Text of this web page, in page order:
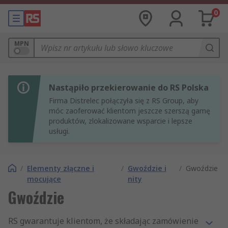
0
MPN
Nastąpiło przekierowanie do RS Polska
Firma Distrelec połączyła się z RS Group, aby
móc zaoferować klientom jeszcze szerszą gamę
produktów, zlokalizowane wsparcie i lepsze
usługi.
/ Elementy złączne i
mocujące
/ Gwoździe i
nity
/ Gwoździe
Gwoździe
RS gwarantuje klientom, że składając zamówienie